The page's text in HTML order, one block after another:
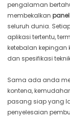
pengalaman
membekalkan
seluruh dunia.
aplikasi tertentu,
ketebalan kepingan
dan spesifikasi
Sama ada anda
kontena,
pasang siap yang
penyelesaian